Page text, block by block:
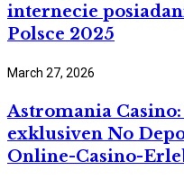
internecie
Polsce 2025
March 27, 2026
Astromania
exklusiven No
Online-Casino-